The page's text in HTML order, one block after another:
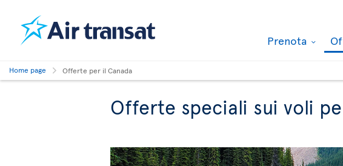
Prenota
Home page Offerte per il Canada
Offerte speciali sui voli